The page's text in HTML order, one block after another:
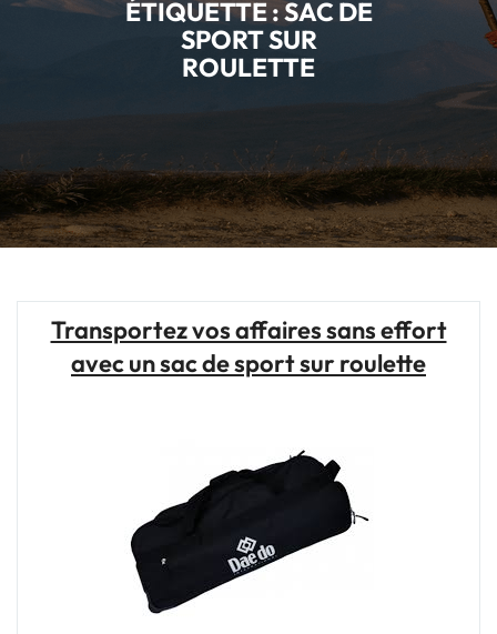
ÉTIQUETTE :SAC DE
SPORT SUR
ROULETTE
Transportez vos affaires sans effort
avec un sac de sport sur roulette